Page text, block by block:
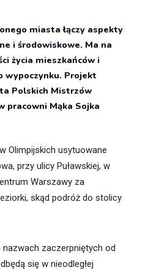
Prawo
miasta łączy aspekty
i środowiskowe. Ma na
życia mieszkańców i
wypoczynku. Projekt
Polskich Mistrzów
pracowni Mąka Sojka
Olimpijskich usytuowane
przy ulicy Puławskiej, w
Warszawy za
skąd podróż do stolicy
zaczerpniętych od
się w nieodległej